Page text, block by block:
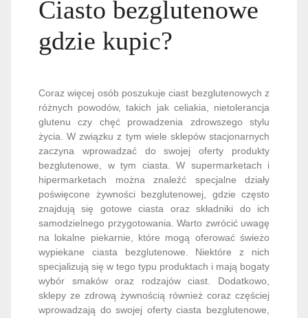
Ciasto bezglutenowe
gdzie kupic?
Coraz więcej osób poszukuje ciast bezglutenowych z
różnych powodów, takich jak celiakia, nietolerancja
glutenu czy chęć prowadzenia zdrowszego stylu
życia. W związku z tym wiele sklepów stacjonarnych
zaczyna wprowadzać do swojej oferty produkty
bezglutenowe, w tym ciasta. W supermarketach i
hipermarketach można znaleźć specjalne działy
poświęcone żywności bezglutenowej, gdzie często
znajdują się gotowe ciasta oraz składniki do ich
samodzielnego przygotowania. Warto zwrócić uwagę
na lokalne piekarnie, które mogą oferować świeżo
wypiekane ciasta bezglutenowe. Niektóre z nich
specjalizują się w tego typu produktach i mają bogaty
wybór smaków oraz rodzajów ciast. Dodatkowo,
sklepy ze zdrową żywnością również coraz częściej
wprowadzają do swojej oferty ciasta bezglutenowe,